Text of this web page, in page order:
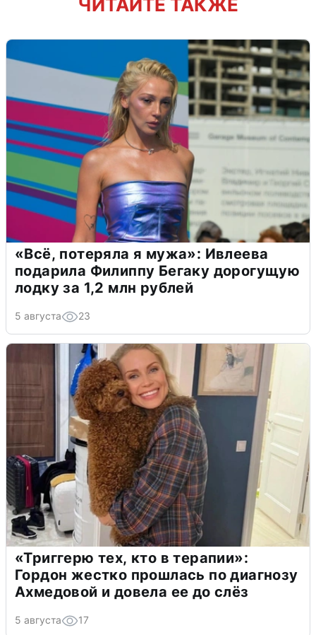
«Всё, потеряла я мужа»: Ивлеева
подарила Филиппу Бегаку дорогущую
лодку за 1,2 млн рублей
5 августа 23
«Триггерю тех, кто в терапии»:
Гордон жестко прошлась по диагнозу
Ахмедовой и довела ее до слёз
5 августа 17